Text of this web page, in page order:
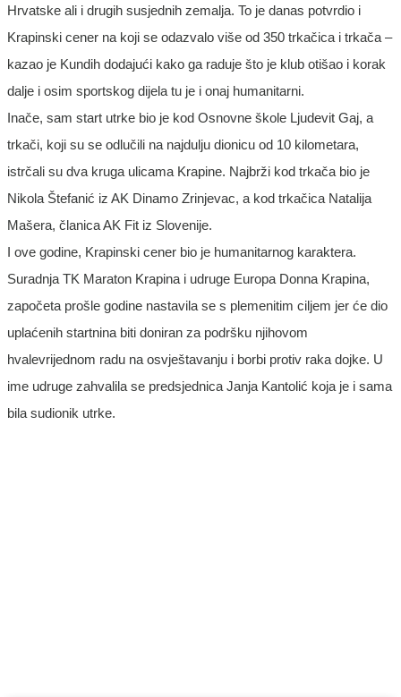
Hrvatske ali i drugih susjednih zemalja. To je danas potvrdio i
Krapinski cener na koji se odazvalo više od 350 trkačica i trkača –
kazao je Kundih dodajući kako ga raduje što je klub otišao i korak
dalje i osim sportskog dijela tu je i onaj humanitarni.
Inače, sam start utrke bio je kod Osnovne škole Ljudevit Gaj, a
trkači, koji su se odlučili na najdulju dionicu od 10 kilometara,
istrčali su dva kruga ulicama Krapine. Najbrži kod trkača bio je
Nikola Štefanić iz AK Dinamo Zrinjevac, a kod trkačica Natalija
Mašera, članica AK Fit iz Slovenije.
I ove godine, Krapinski cener bio je humanitarnog karaktera.
Suradnja TK Maraton Krapina i udruge Europa Donna Krapina,
započeta prošle godine nastavila se s plemenitim ciljem jer će dio
uplaćenih startnina biti doniran za podršku njihovom
hvalevrijednom radu na osvještavanju i borbi protiv raka dojke. U
ime udruge zahvalila se predsjednica Janja Kantolić koja je i sama
bila sudionik utrke.